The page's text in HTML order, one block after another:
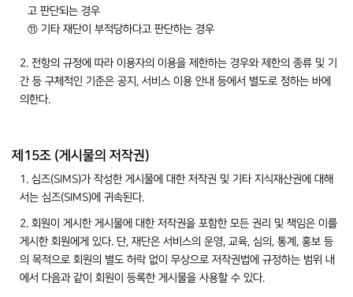
고 판단되는 경우
⑪ 기타 재단이 부적당하다고 판단하는 경우
2. 전항의 규정에 따라 이용자의 이용을 제한하는 경우와 제한의 종류 및 기
간 등 구체적인 기준은 공지, 서비스 이용 안내 등에서 별도로 정하는 바에
의한다.
제15조 (게시물의 저작권)
1. 심즈(SIMS)가 작성한 게시물에 대한 저작권 및 기타 지식재산권에 대해
서는 심즈(SIMS)에 귀속된다.
2. 회원이 게시한 게시물에 대한 저작권을 포함한 모든 권리 및 책임은 이를
게시한 회원에게 있다. 단, 재단은 서비스의 운영, 교육, 심의, 통계, 홍보 등
의 목적으로 회원의 별도 허락 없이 무상으로 저작권법에 규정하는 범위 내
에서 다음과 같이 회원이 등록한 게시물을 사용할 수 있다.